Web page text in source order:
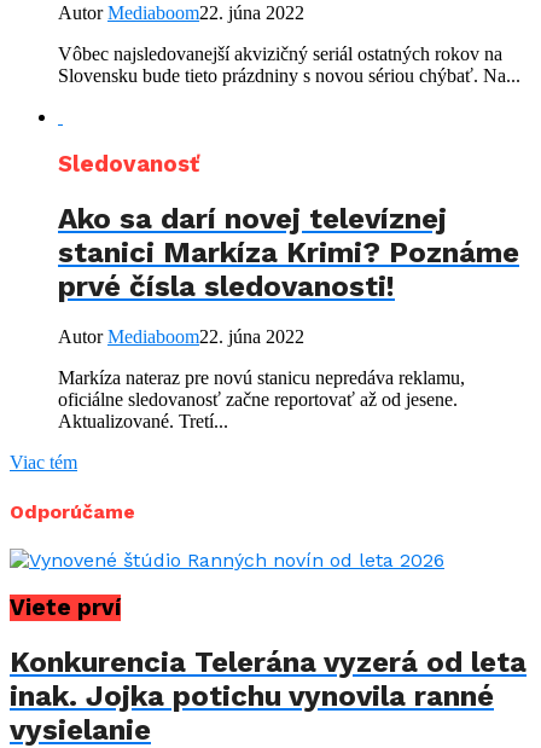
AutorMediaboom22. júna 2022
Vôbec najsledovanejší akvizičný seriál ostatných rokov na
Slovensku bude tieto prázdniny s novou sériou chýbať. Na...
Sledovanosť
Ako sa darí novej televíznej
stanici Markíza Krimi? Poznáme
prvé čísla sledovanosti!
AutorMediaboom22. júna 2022
Markíza nateraz pre novú stanicu nepredáva reklamu,
oficiálne sledovanosť začne reportovať až od jesene.
Aktualizované. Tretí...
Viac tém
Odporúčame
Viete prví
Konkurencia Telerána vyzerá od leta
inak. Jojka potichu vynovila ranné
vysielanie